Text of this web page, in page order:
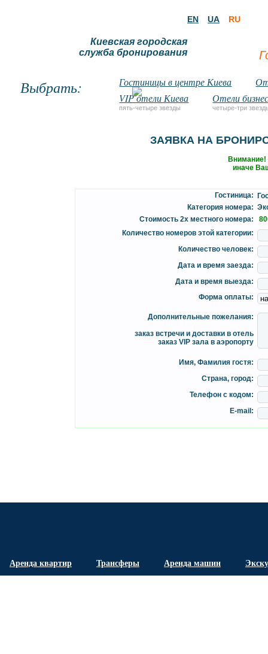
Киевская городская
служба бронирования
EN UA RU
Выбрать: Гостиницы в центре Киева
VIP отели Киева
пять-четыре звезды
Отели
четыре-три
ЗАЯВКА НА
иначе
Гостиница:
Категория номера:
Стоимость 2х местного номера:
Количество номеров этой категории:
Количество человек:
Дата и время заезда:
Дата и время выезда:
Форма оплаты:
Дополнительные пожелания:
заказ встречи и доставки в отель
заказ VIP зала в аэропорту
Имя, Фамилия гостя:
Страна, город:
Телефон с кодом:
E-mail:
Аренда квартир Трансферы Аренда машин